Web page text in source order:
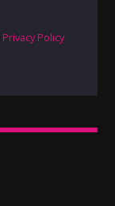
Privacy Policy